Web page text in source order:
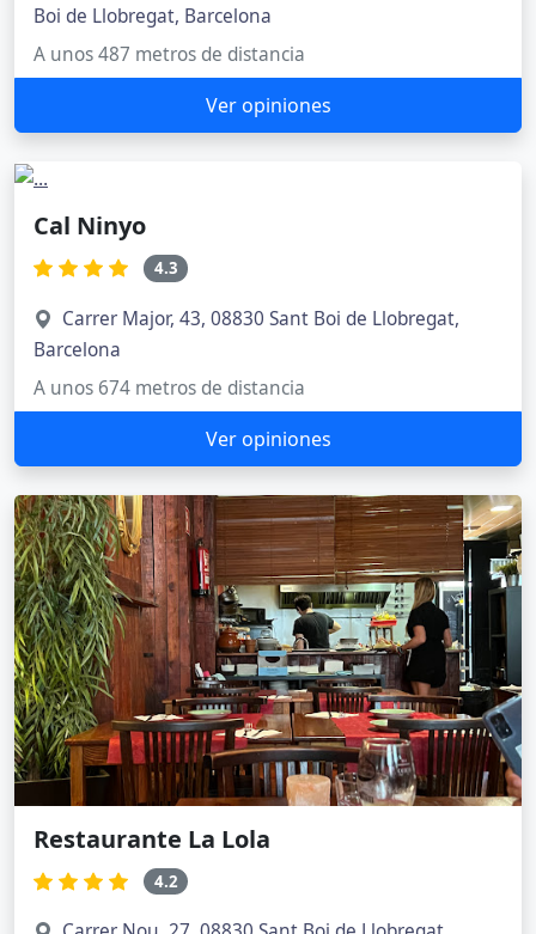
Boi de Llobregat, Barcelona
A unos 487 metros de distancia
Ver opiniones
Cal Ninyo
4.3
Carrer Major, 43, 08830 Sant Boi de Llobregat,
Barcelona
A unos 674 metros de distancia
Ver opiniones
Restaurante La Lola
4.2